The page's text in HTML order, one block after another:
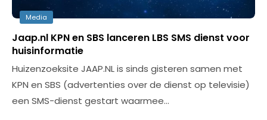
Media
Jaap.nl KPN en SBS lanceren LBS SMS dienst voor
huisinformatie
Huizenzoeksite JAAP.NL is sinds gisteren samen met
KPN en SBS (advertenties over de dienst op televisie)
een SMS-dienst gestart waarmee…